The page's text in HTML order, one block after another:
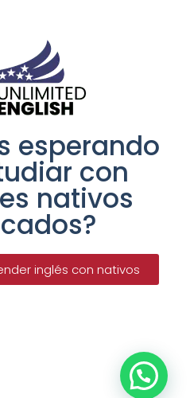
esperando
con
nativos
inglés con nativos